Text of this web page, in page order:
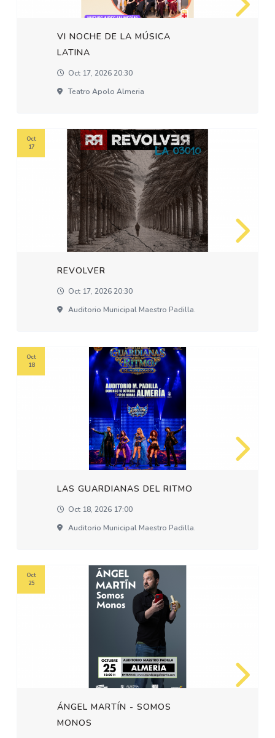
VI NOCHE DE LA MÚSICA
LATINA
Oct 17, 2026 20:30
Teatro Apolo Almeria
REVOLVER
Oct 17, 2026 20:30
Auditorio Municipal Maestro Padilla.
Oct
17
LAS GUARDIANAS DEL RITMO
Oct 18, 2026 17:00
Auditorio Municipal Maestro Padilla.
Oct
18
ÁNGEL MARTÍN - SOMOS
MONOS
Oct
25